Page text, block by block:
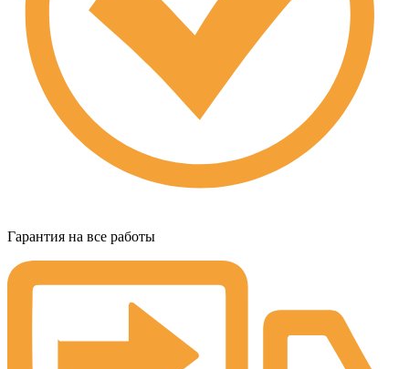
Гарантия на все работы